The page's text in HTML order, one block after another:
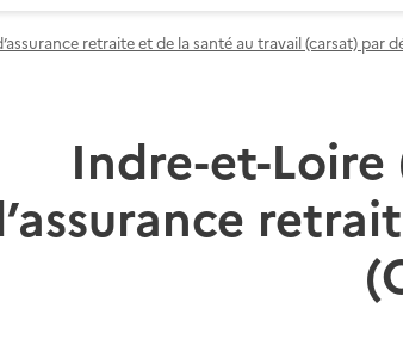
retraite et de la santé au travail (carsat) par
Indre-et-Loire